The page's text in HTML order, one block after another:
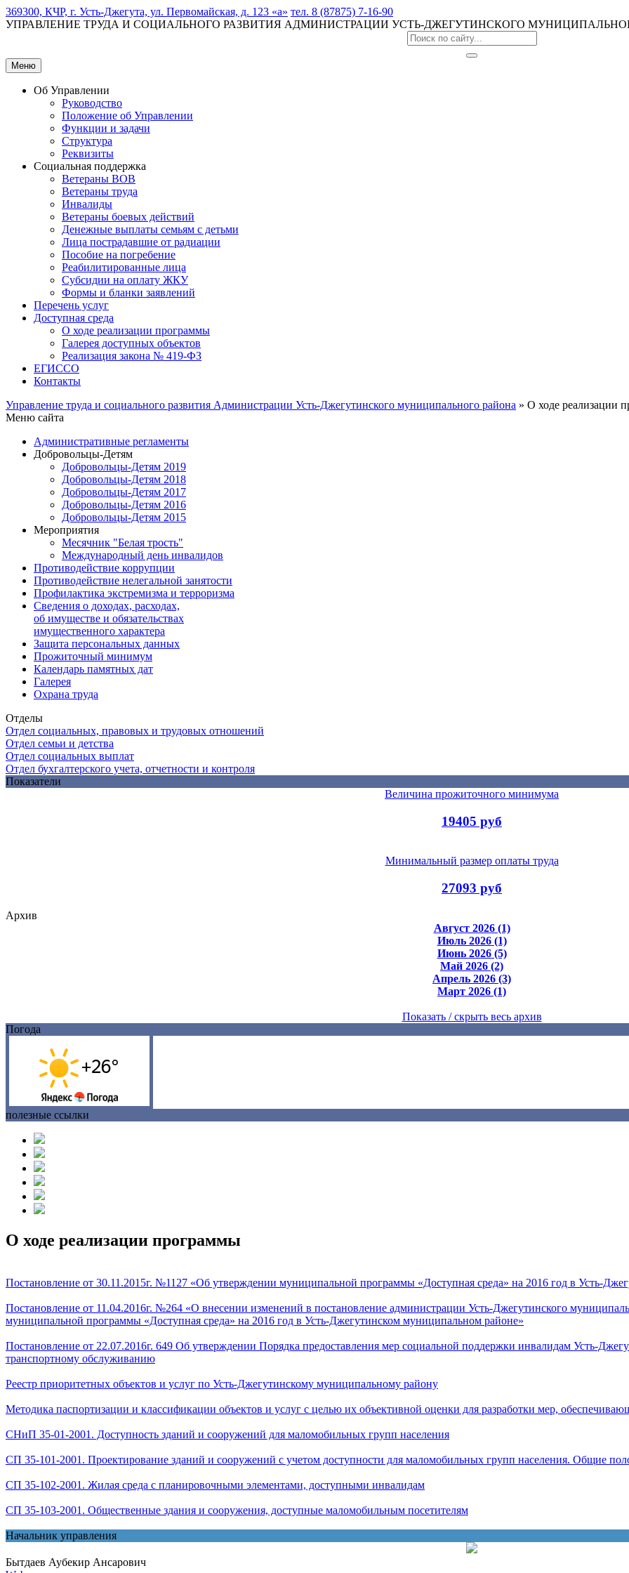
369300, КЧР, г. Усть-Джегута, ул. Первомайская, д. 123 «а» тел. 8 (87875) 7-16-90
УПРАВЛЕНИЕ ТРУДА И СОЦИАЛЬНОГО РАЗВИТИЯ АДМИНИСТРАЦИИ УСТЬ-ДЖЕГУТИНСКОГО
Меню
Об Управлении
Руководство
Положение об Управлении
Функции и задачи
Структура
Реквизиты
Социальная поддержка
Ветераны ВОВ
Ветераны труда
Инвалиды
Ветераны боевых действий
Денежные выплаты семьям с детьми
Лица пострадавшие от радиации
Пособие на погребение
Реабилитированные лица
Субсидии на оплату ЖКУ
Формы и бланки заявлений
Перечень услуг
Доступная среда
О ходе реализации программы
Галерея доступных объектов
Реализация закона № 419-ФЗ
ЕГИСCО
Контакты
Управление труда и социального развития Администрации Усть-Джегутинского муниципального района » О ходе реализации
Меню сайта
Административные регламенты
Добровольцы-Детям
Добровольцы-Детям 2019
Добровольцы-Детям 2018
Добровольцы-Детям 2017
Добровольцы-Детям 2016
Добровольцы-Детям 2015
Мероприятия
Месячник "Белая трость"
Международный день инвалидов
Противодействие коррупции
Противодействие нелегальной занятости
Профилактика экстремизма и терроризма
Сведения о доходах, расходах,
об имуществе и обязательствах
имущественного характера
Защита персональных данных
Прожиточный минимум
Календарь памятных дат
Галерея
Охрана труда
Отделы
Отдел социальных, правовых и трудовых отношений
Отдел семьи и детства
Отдел социальных выплат
Отдел бухгалтерского учета, отчетности и контроля
Показатели
Величина прожиточного минимума
19405 руб
Минимальный размер оплаты труда
27093 руб
Архив
Август 2026 (1)
Июль 2026 (1)
Июнь 2026 (5)
Май 2026 (2)
Апрель 2026 (3)
Март 2026 (1)
Показать / скрыть весь архив
Погода
полезные ссылки
О ходе реализации программы
Постановление от 30.11.2015г. №1127 «Об утверждении муниципальной программы «Доступная среда» на 2016 год в Усть-
Постановление от 11.04.2016г. №264 «О внесении изменений в постановление администрации Усть-Джегутинского
муниципальной программы «Доступная среда» на 2016 год в Усть-Джегутинском муниципальном районе»
Постановление от 22.07.2016г. 649 Об утверждении Порядка предоставления мер социальной поддержки инвалидам Усть-
транспортному обслуживанию
Реестр приоритетных объектов и услуг по Усть-Джегутинскому муниципальному району
Методика паспортизации и классификации объектов и услуг с целью их объективной оценки для разработки мер,
СНиП 35-01-2001. Доступность зданий и сооружений для маломобильных групп населения
СП 35-101-2001. Проектирование зданий и сооружений с учетом доступности для маломобильных групп населения. Общие
СП 35-102-2001. Жилая среда с планировочными элементами, доступными инвалидам
СП 35-103-2001. Общественные здания и сооружения, доступные маломобильным посетителям
Начальник управления
Бытдаев Аубекир Ансарович